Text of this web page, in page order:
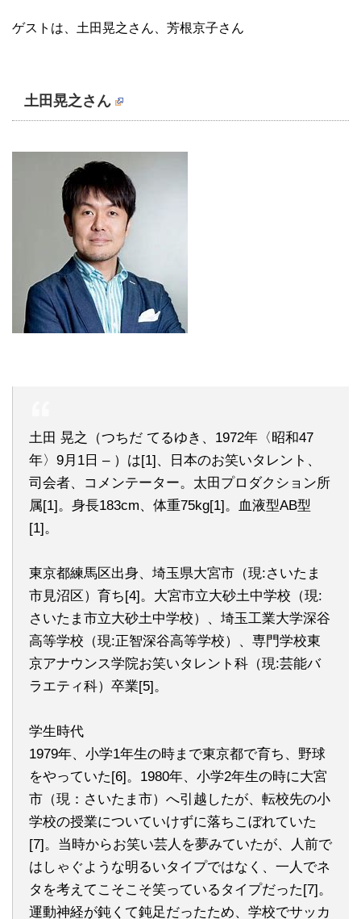
ゲストは、土田晃之さん、芳根京子さん
土田晃之さん
土田 晃之（つちだ てるゆき、1972年〈昭和47
年〉9月1日 – ）は[1]、日本のお笑いタレント、
司会者、コメンテーター。太田プロダクション所
属[1]。身長183cm、体重75kg[1]。血液型AB型
[1]。
東京都練馬区出身、埼玉県大宮市（現:さいたま
市見沼区）育ち[4]。大宮市立大砂土中学校（現:
さいたま市立大砂土中学校）、埼玉工業大学深谷
高等学校（現:正智深谷高等学校）、専門学校東
京アナウンス学院お笑いタレント科（現:芸能バ
ラエティ科）卒業[5]。
学生時代
1979年、小学1年生の時まで東京都で育ち、野球
をやっていた[6]。1980年、小学2年生の時に大宮
市（現：さいたま市）へ引越したが、転校先の小
学校の授業についていけずに落ちこぼれていた
[7]。当時からお笑い芸人を夢みていたが、人前で
はしゃぐような明るいタイプではなく、一人でネ
タを考えてこそこそ笑っているタイプだった[7]。
運動神経が鈍くて鈍足だったため、学校でサッカ